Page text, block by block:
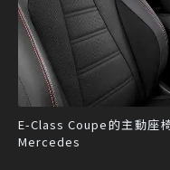
E-Class Coupe的主動座
Mercedes